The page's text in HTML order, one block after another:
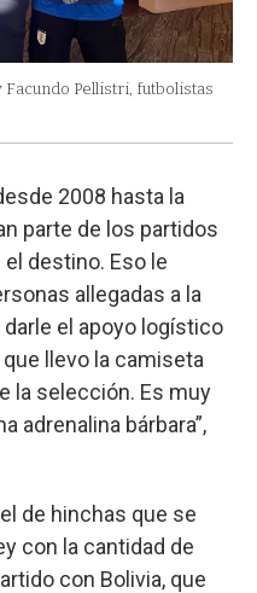
Facundo Pellistri, futbolistas
2008 hasta la
parte de los partidos
destino. Eso le
allegadas a la
el apoyo logístico
llevo la camiseta
la selección. Es muy
adrenalina bárbara”,
de hinchas que se
con la cantidad de
con Bolivia, que